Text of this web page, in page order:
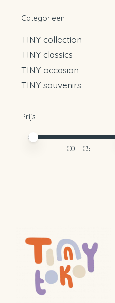
Categorieën
TINY collection
TINY classics
TINY occasion
TINY souvenirs
Prijs
Minimale prijswaarde
Price maximum value
€0 - €5